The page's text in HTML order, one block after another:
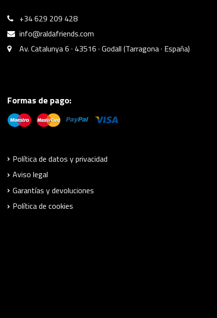
+34 629 209 428
info@raldafriends.com
Av. Catalunya 6 · 43516 · Godall (Tarragona · España)
Formas de pago:
Política de datos y privacidad
Aviso legal
Garantías y devoluciones
Política de cookies